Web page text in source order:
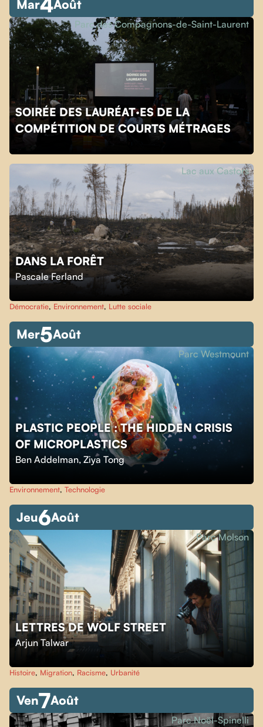
Mar Août
SOIRÉE DES LAURÉAT·ES DE LA
COMPÉTITION DE COURTS MÉTRAGES
Parc des Compagnons-de-Saint-Laurent
DANS LA FORÊT
Pascale Ferland
Lac aux Castors
Démocratie, Environnement, Lutte sociale
Mer5Août
PLASTIC PEOPLE : THE HIDDEN CRISIS
OF MICROPLASTICS
Ben Addelman, Ziya Tong
Parc Westmount
Environnement, Technologie
Jeu6Août
LETTRES DE WOLF STREET
Arjun Talwar
Parc Molson
Histoire, Migration, Racisme, Urbanité
Ven7Août
Parc Noël-Spinelli